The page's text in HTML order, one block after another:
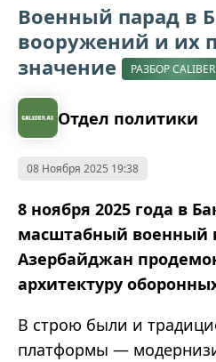
Военный парад в
вооружений и их
значение
РАЗБОР
Отдел политики
08 Ноября 2025 19:38
8 ноября 2025 года в
масштабный военный
Азербайджан
архитектуру
В строю были и
платформы —